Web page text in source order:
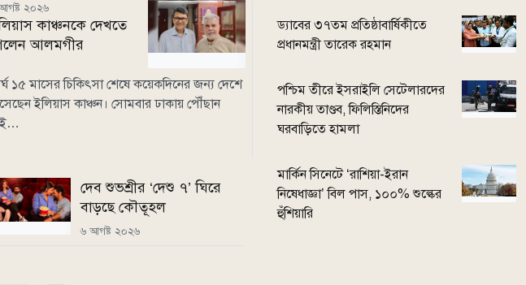
২০২৬
কাঞ্চনকে দেখতে
আলমগীর
১৫ মাসের চিকিৎসা শেষে কয়েকদিনের জন্য দেশে
ইলিয়াস কাঞ্চন। সোমবার ঢাকায় পৌঁছান
দেব শুভশ্রীর ‘দেশু ৭’ ঘিরে
বাড়ছে কৌতূহল
৬ আগষ্ট ২০২৬
ড্যাবের ৩৭তম প্রতিষ্ঠাবার্ষিকীতে
প্রধানমন্ত্রী তারেক রহমান
পশ্চিম তীরে ইসরাইলি সেটেলারদের
নারকীয় তাণ্ডব, ফিলিস্তিনিদের
ঘরবাড়িতে হামলা
মার্কিন সিনেটে ‘রাশিয়া-ইরান
নিষেধাজ্ঞা’ বিল পাস, ১০০% শুল্কের
হুঁশিয়ারি